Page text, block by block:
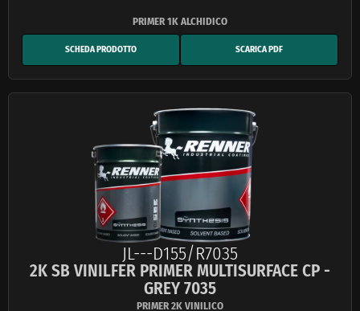
SCHEDA PRODOTTO SCARICA PDF
JL---D155/R7035
2K SB VINILFER PRIMER MULTISURFACE CP -
GREY 7035